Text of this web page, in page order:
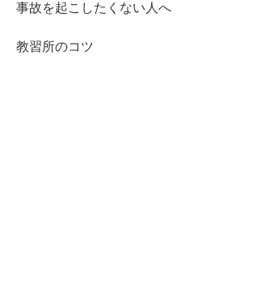
事故を起こしたくない人へ
教習所のコツ